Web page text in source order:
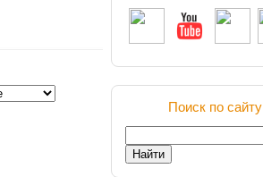
Поиск по сайту